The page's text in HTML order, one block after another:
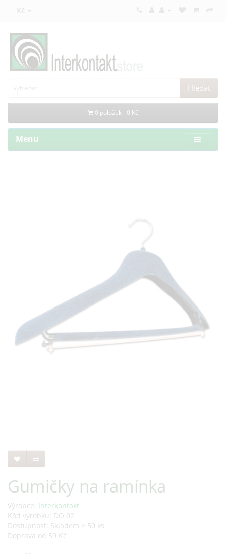
Kč
Hledat
0 položek - 0 Kč
Menu
Gumičky na ramínka
Výrobce: Interkontakt
Kód výrobku: DO 02
Dostupnost: Skladem > 50 ks
Doprava od 59 Kč